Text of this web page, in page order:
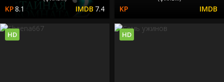
8.1 7.4
HD HD